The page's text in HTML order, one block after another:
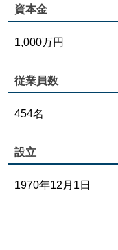
資本金
1,000万円
従業員数
454名
設立
1970年12月1日